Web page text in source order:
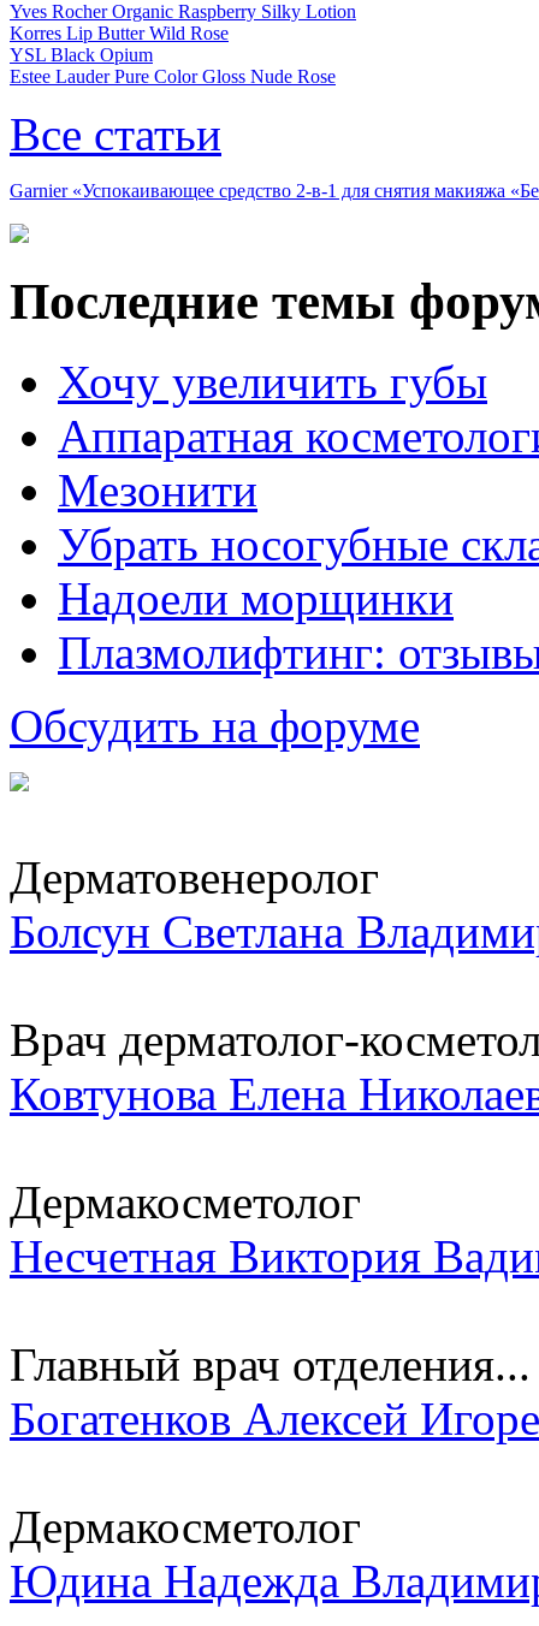
Yves Rocher Organic Raspberry Silky Lotion
Korres Lip Butter Wild Rose
YSL Black Opium
Estee Lauder Pure Color Gloss Nude Rose
Все статьи
Garnier «Успокаивающее средство 2-в-1 для снятия макияжа
Последние темы
Хочу увеличить губы
Аппаратная
Мезонити
Убрать носогубные
Надоели морщинки
Плазмолифтинг:
Обсудить на форуме
Дерматовенеролог
Болсун Светлана
Врач дерматолог-
Ковтунова Елена
Дермакосметолог
Несчетная Виктория
Главный врач отделения...
Богатенков Алексей
Дермакосметолог
Юдина Надежда